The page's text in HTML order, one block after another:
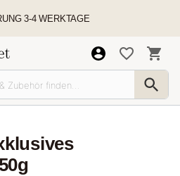
3-4 WERKTAGE